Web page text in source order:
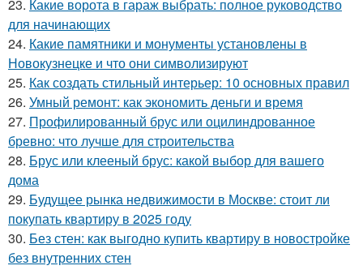
23. Какие ворота в гараж выбрать: полное руководство
для начинающих
24. Какие памятники и монументы установлены в
Новокузнецке и что они символизируют
25. Как создать стильный интерьер: 10 основных правил
26. Умный ремонт: как экономить деньги и время
27. Профилированный брус или оцилиндрованное
бревно: что лучше для строительства
28. Брус или клееный брус: какой выбор для вашего
дома
29. Будущее рынка недвижимости в Москве: стоит ли
покупать квартиру в 2025 году
30. Без стен: как выгодно купить квартиру в новостройке
без внутренних стен